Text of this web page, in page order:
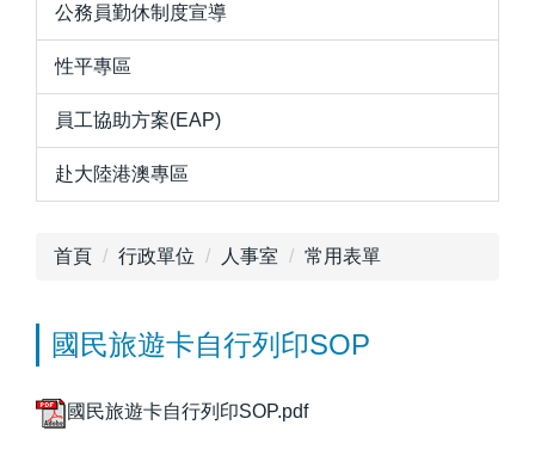
公務員勤休制度宣導
性平專區
員工協助方案(EAP)
赴大陸港澳專區
首頁 行政單位 人事室 常用表單
國民旅遊卡自行列印SOP
國民旅遊卡自行列印SOP.pdf